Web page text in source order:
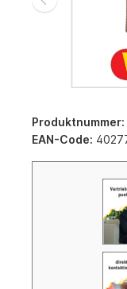
Produktnummer:
EAN-Code: